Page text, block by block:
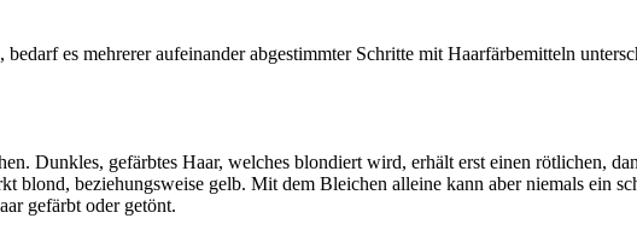
es mehrerer aufeinander abgestimmter Schritte mit Haarfärbemitteln
Dunkles, gefärbtes Haar, welches blondiert wird, erhält erst einen rötlichen,
blond, beziehungsweise gelb. Mit dem Bleichen alleine kann aber niemals ein
gefärbt oder getönt.